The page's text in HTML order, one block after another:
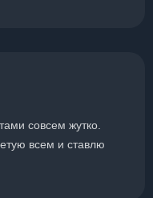
совсем жутко.
всем и ставлю